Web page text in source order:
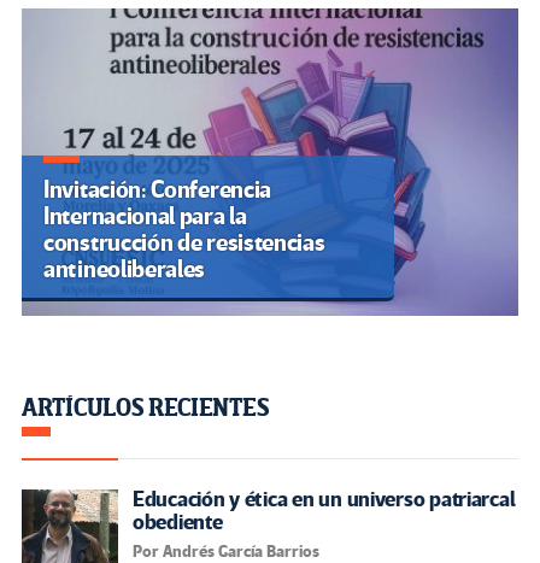
Invitación: Conferencia
Internacional para la
construcción de resistencias
antineoliberales
ARTÍCULOS RECIENTES
Educación y ética en un universo patriarcal
obediente
Por Andrés García Barrios